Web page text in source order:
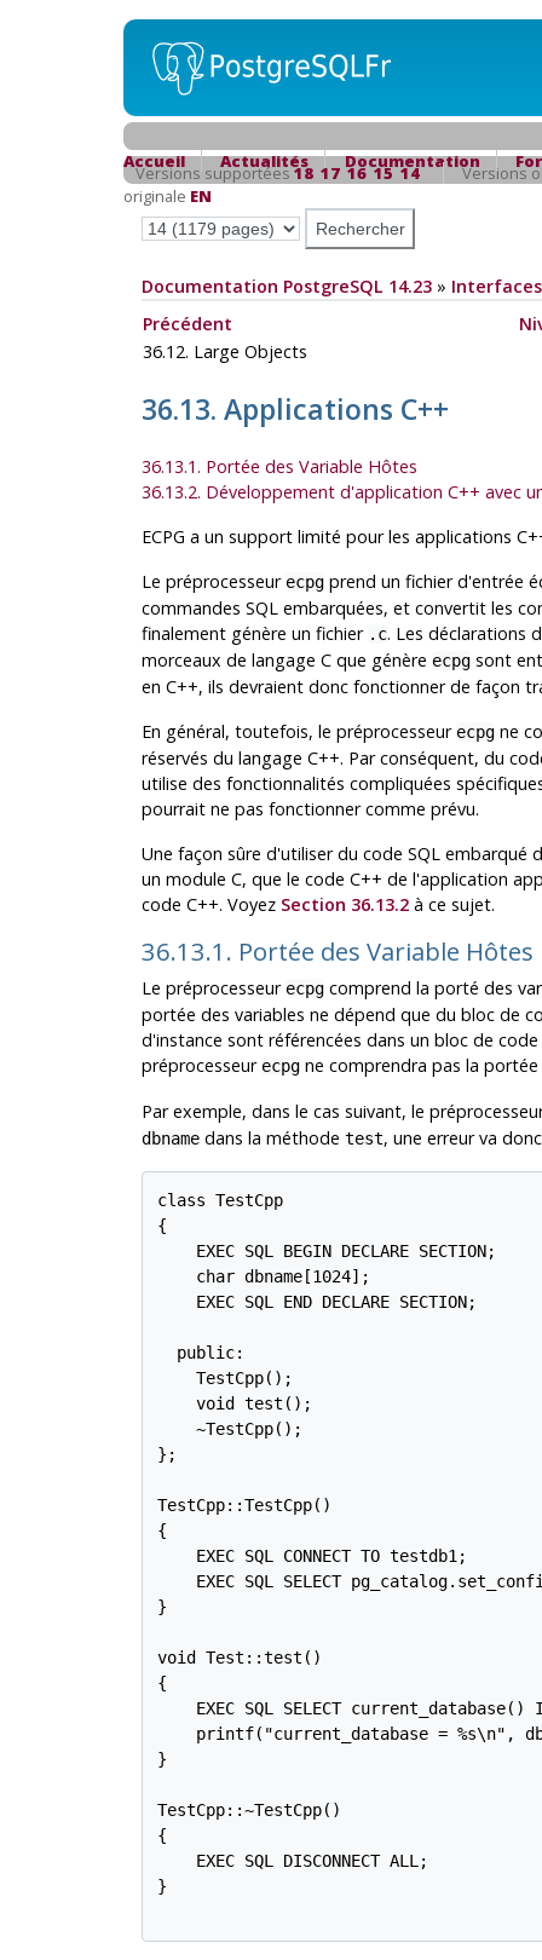
Accueil Actualités Documentation
Versions supportées18 17 16 15 14
Versions
originale EN
Documentation PostgreSQL 14.23»
Précédent
36.12. Large Objects
36.13. Applications C++
36.13.1. Portée des Variable Hôtes
36.13.2. Développement d'application C++ avec
ECPG a un support limité pour les applications
Le préprocesseur ecpgprend un fichier d'entrée
commandes SQL embarquées, et convertit les
finalement génère un fichier .c. Les déclarations
morceaux de langage C que génère ecpgsont
en C++, ils devraient donc fonctionner de façon
En général, toutefois, le préprocesseur ecpgne
réservés du langage C++. Par conséquent, du
utilise des fonctionnalités compliquées
pourrait ne pas fonctionner comme prévu.
Une façon sûre d'utiliser du code SQL embarqué
un module C, que le code C++ de l'application
code C++. Voyez Section 36.13.2à ce sujet.
36.13.1. Portée des Variable Hôtes
Le préprocesseur ecpgcomprend la porté des
portée des variables ne dépend que du bloc de
d'instance sont référencées dans un bloc de
préprocesseur ecpgne comprendra pas la portée
Par exemple, dans le cas suivant, le
dbnamedans la méthode test, une erreur va
class TestCpp
{
    EXEC SQL BEGIN DECLARE SECTION;
    char dbname[1024];
    EXEC SQL END DECLARE SECTION;
  public:
    TestCpp();
    void test();
    ~TestCpp();
};
TestCpp::TestCpp()
{
    EXEC SQL CONNECT TO testdb1;
EXEC SQL SELECT
}
void Test::test()
{
EXEC SQL SELECT current_database()
printf("current_database = %s\n",
}
TestCpp::~TestCpp()
{
    EXEC SQL DISCONNECT ALL;
}